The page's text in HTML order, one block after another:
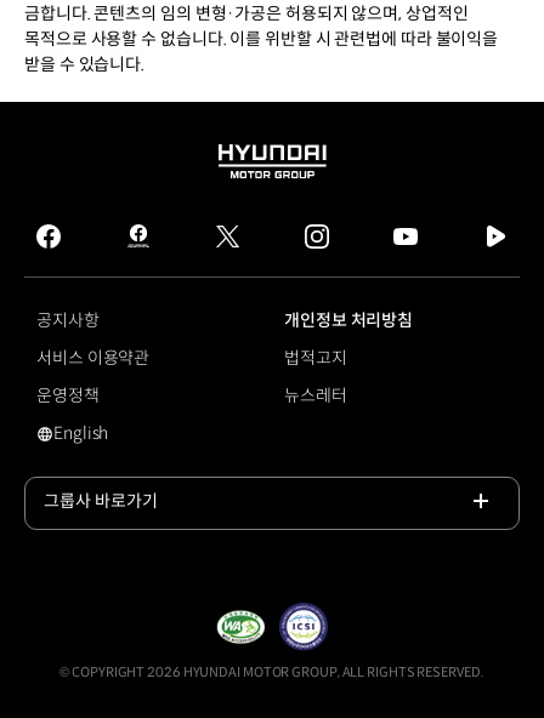
금합니다. 콘텐츠의 임의 변형·가공은 허용되지 않으며, 상업적인
목적으로 사용할 수 없습니다. 이를 위반할 시 관련법에 따라 불이익을
받을 수 있습니다.
HYUNDAI
GROUP
facebook
hmg
journal
twitter instagram
tv
공지사항
개인정보 처리방침
서비스 이용약관
법적고지
운영정책
뉴스레터
영문 사이트로 이동
English
그룹사 바로가기
© COPYRIGHT 2026 HYUNDAI MOTOR GROUP, ALL RIGHTS RESERVED.